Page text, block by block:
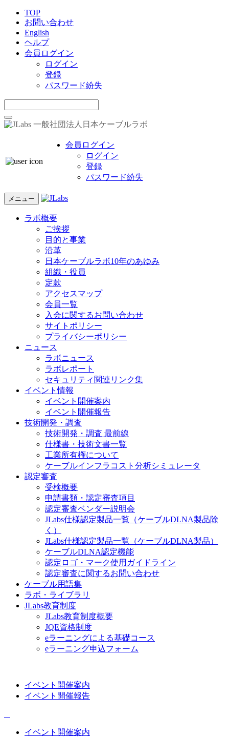
TOP
お問い合わせ
English
ヘルプ
会員ログイン
ログイン
登録
パスワード紛失
一般社団法人日本ケーブルラボ
会員ログイン
ログイン
登録
パスワード紛失
メニュー
ラボ概要
ご挨拶
目的と事業
沿革
日本ケーブルラボ10年のあゆみ
組織・役員
定款
アクセスマップ
会員一覧
入会に関するお問い合わせ
サイトポリシー
プライバシーポリシー
ニュース
ラボニュース
ラボレポート
セキュリティ関連リンク集
イベント情報
イベント開催案内
イベント開催報告
技術開発・調査
技術開発・調査 最前線
仕様書・技術文書一覧
工業所有権について
ケーブルインフラコスト分析シミュレータ
認定審査
受検概要
申請書類・認定審査項目
認定審査ベンダー説明会
JLabs仕様認定製品一覧（ケーブルDLNA製品除
く）
JLabs仕様認定製品一覧（ケーブルDLNA製品）
ケーブルDLNA認定機能
認定ロゴ・マーク使用ガイドライン
認定審査に関するお問い合わせ
ケーブル用語集
ラボ・ライブラリ
JLabs教育制度
JLabs教育制度概要
JQE資格制度
eラーニングによる基礎コース
eラーニング申込フォーム
イベント開催案内
イベント開催報告
イベント開催案内